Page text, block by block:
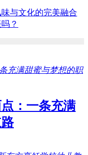
与文化的完美融合
？
：一条充满